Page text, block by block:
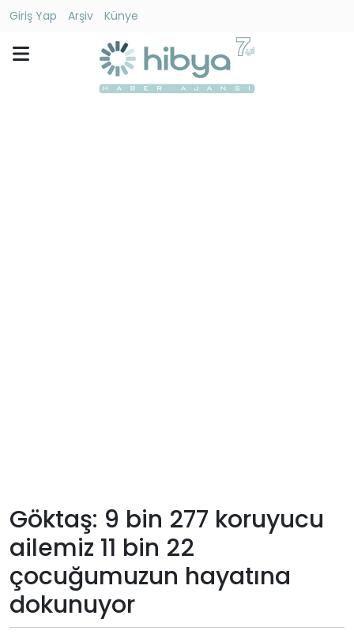
Giriş Yap Arşiv
Künye
Künye
Giriş
Yap
Göktaş: 9 bin 277 koruyucu
ailemiz 11 bin 22
çocuğumuzun hayatına
dokunuyor